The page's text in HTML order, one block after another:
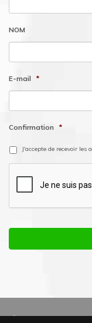
NOM
E-mail *
Confirmation *
J'accepte de recevoir